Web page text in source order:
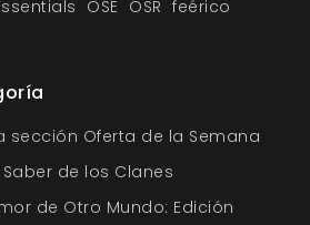
OSE OSR feérico
sección Oferta de la Semana
de los Clanes
de Otro Mundo: Edición